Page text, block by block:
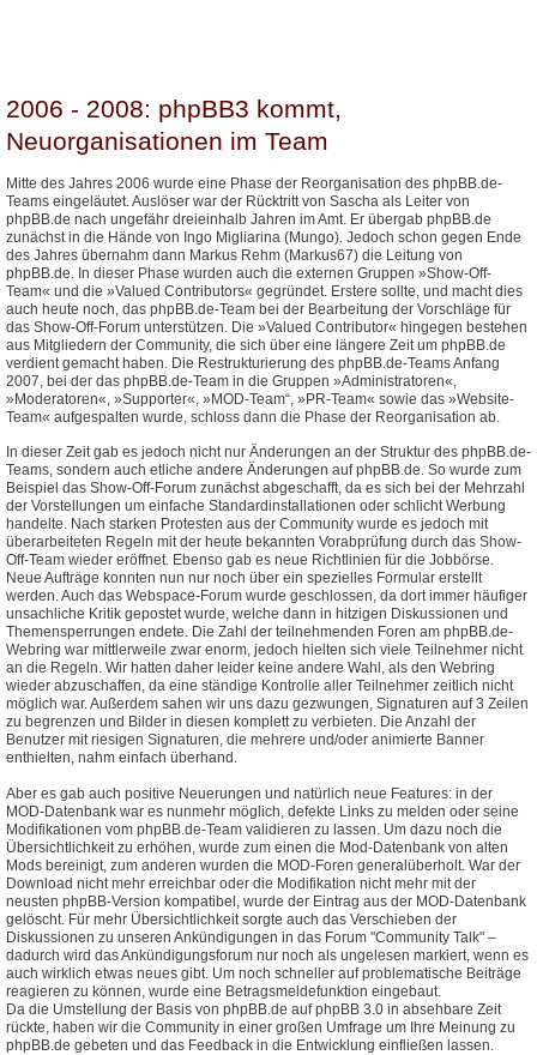
2006 - 2008: phpBB3 kommt,
Neuorganisationen im Team
Mitte des Jahres 2006 wurde eine Phase der Reorganisation des phpBB.de-
Teams eingeläutet. Auslöser war der Rücktritt von Sascha als Leiter von
phpBB.de nach ungefähr dreieinhalb Jahren im Amt. Er übergab phpBB.de
zunächst in die Hände von Ingo Migliarina (Mungo). Jedoch schon gegen Ende
des Jahres übernahm dann Markus Rehm (Markus67) die Leitung von
phpBB.de. In dieser Phase wurden auch die externen Gruppen »Show-Off-
Team« und die »Valued Contributors« gegründet. Erstere sollte, und macht dies
auch heute noch, das phpBB.de-Team bei der Bearbeitung der Vorschläge für
das Show-Off-Forum unterstützen. Die »Valued Contributor« hingegen bestehen
aus Mitgliedern der Community, die sich über eine längere Zeit um phpBB.de
verdient gemacht haben. Die Restrukturierung des phpBB.de-Teams Anfang
2007, bei der das phpBB.de-Team in die Gruppen »Administratoren«,
»Moderatoren«, »Supporter«, »MOD-Team“, »PR-Team« sowie das »Website-
Team« aufgespalten wurde, schloss dann die Phase der Reorganisation ab.
In dieser Zeit gab es jedoch nicht nur Änderungen an der Struktur des phpBB.de-
Teams, sondern auch etliche andere Änderungen auf phpBB.de. So wurde zum
Beispiel das Show-Off-Forum zunächst abgeschafft, da es sich bei der Mehrzahl
der Vorstellungen um einfache Standardinstallationen oder schlicht Werbung
handelte. Nach starken Protesten aus der Community wurde es jedoch mit
überarbeiteten Regeln mit der heute bekannten Vorabprüfung durch das Show-
Off-Team wieder eröffnet. Ebenso gab es neue Richtlinien für die Jobbörse.
Neue Aufträge konnten nun nur noch über ein spezielles Formular erstellt
werden. Auch das Webspace-Forum wurde geschlossen, da dort immer häufiger
unsachliche Kritik gepostet wurde, welche dann in hitzigen Diskussionen und
Themensperrungen endete. Die Zahl der teilnehmenden Foren am phpBB.de-
Webring war mittlerweile zwar enorm, jedoch hielten sich viele Teilnehmer nicht
an die Regeln. Wir hatten daher leider keine andere Wahl, als den Webring
wieder abzuschaffen, da eine ständige Kontrolle aller Teilnehmer zeitlich nicht
möglich war. Außerdem sahen wir uns dazu gezwungen, Signaturen auf 3 Zeilen
zu begrenzen und Bilder in diesen komplett zu verbieten. Die Anzahl der
Benutzer mit riesigen Signaturen, die mehrere und/oder animierte Banner
enthielten, nahm einfach überhand.
Aber es gab auch positive Neuerungen und natürlich neue Features: in der
MOD-Datenbank war es nunmehr möglich, defekte Links zu melden oder seine
Modifikationen vom phpBB.de-Team validieren zu lassen. Um dazu noch die
Übersichtlichkeit zu erhöhen, wurde zum einen die Mod-Datenbank von alten
Mods bereinigt, zum anderen wurden die MOD-Foren generalüberholt. War der
Download nicht mehr erreichbar oder die Modifikation nicht mehr mit der
neusten phpBB-Version kompatibel, wurde der Eintrag aus der MOD-Datenbank
gelöscht. Für mehr Übersichtlichkeit sorgte auch das Verschieben der
Diskussionen zu unseren Ankündigungen in das Forum "Community Talk" –
dadurch wird das Ankündigungsforum nur noch als ungelesen markiert, wenn es
auch wirklich etwas neues gibt. Um noch schneller auf problematische Beiträge
reagieren zu können, wurde eine Betragsmeldefunktion eingebaut.
Da die Umstellung der Basis von phpBB.de auf phpBB 3.0 in absehbare Zeit
rückte, haben wir die Community in einer großen Umfrage um Ihre Meinung zu
phpBB.de gebeten und das Feedback in die Entwicklung einfließen lassen.